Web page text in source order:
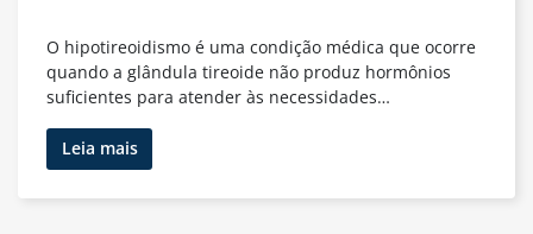
O hipotireoidismo é uma condição médica que ocorre
quando a glândula tireoide não produz hormônios
suficientes para atender às necessidades…
Leia maisO
Que
é